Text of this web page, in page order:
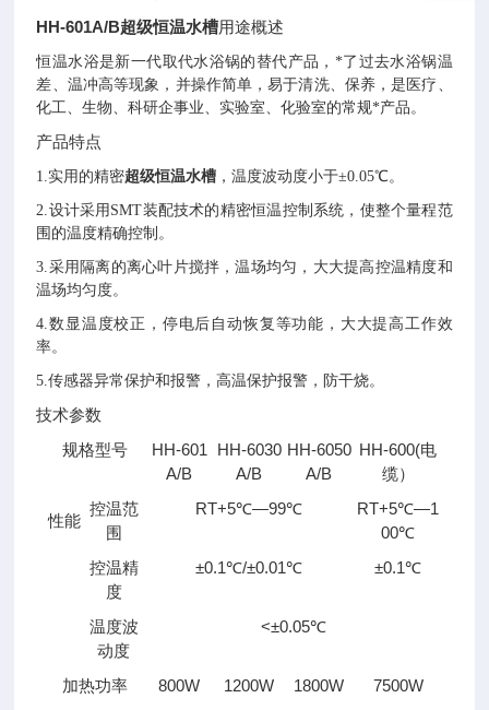
HH-601A/B超级恒温水槽用途概述
恒温水浴是新一代取代水浴锅的替代产品，*了过去水浴锅温
差、温冲高等现象，并操作简单，易于清洗、保养，是医疗、
化工、生物、科研企事业、实验室、化验室的常规*产品。
产品特点
1.实用的精密超级恒温水槽 ，温度波动度小于±0.05℃。
2.设计采用SMT装配技术的精密恒温控制系统，使整个量程范
围的温度精确控制 。
3.采用隔离的离心叶片搅拌，温场均匀，大大提高控温精度和
温场均匀度。
4.数显温度校正，停电后自动恢复等功能，大大提高工作效
率。
5.传感器异常保护和报警，高温保护报警，防干烧。
技术参数
规格型号
HH-601
A/B
HH-6030
A/B
HH-6050
A/B
HH-600(电
缆）
性能
控温范
围
RT+5℃—99℃
RT+5℃—1
00℃
控温精
度
±0.1℃/±0.01℃ ±0.1℃
温度波
动度
<±0.05℃
加热功率 800W 1200W 1800W
7500W